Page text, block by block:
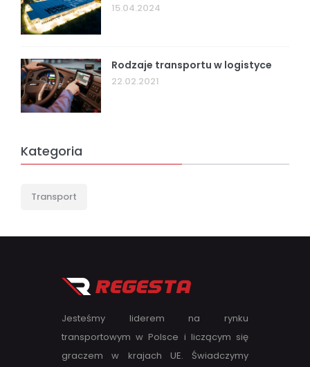
15.04.2024
Rodzaje transportu w logistyce
22.02.2021
Kategoria
Transport
Jesteśmy liderem na rynku
transportowym w Polsce i liczącym się
graczem w krajach UE. Świadczymy